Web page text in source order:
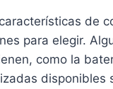
de
para elegir.
como la
disponibles